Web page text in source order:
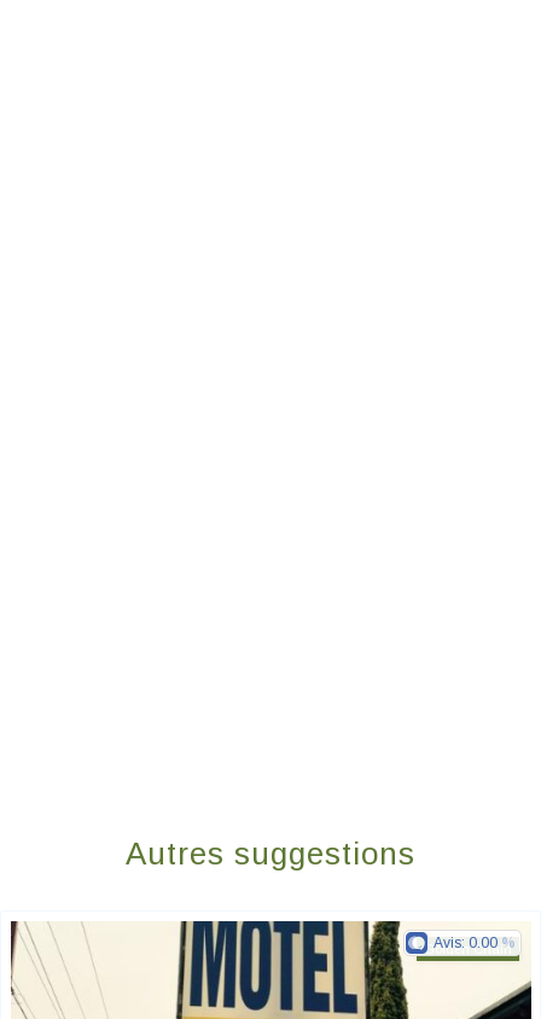
Autres suggestions
Golden Chain
Avis: 0.00